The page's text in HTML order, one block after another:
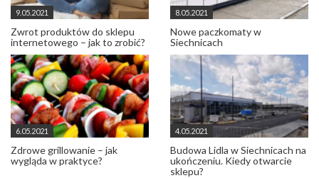
9.05.2021
Zwrot produktów do sklepu
internetowego – jak to zrobić?
8.05.2021
Nowe paczkomaty w
Siechnicach
6.05.2021
Zdrowe grillowanie – jak
wygląda w praktyce?
4.05.2021
Budowa Lidla w Siechnicach na
ukończeniu. Kiedy otwarcie
sklepu?